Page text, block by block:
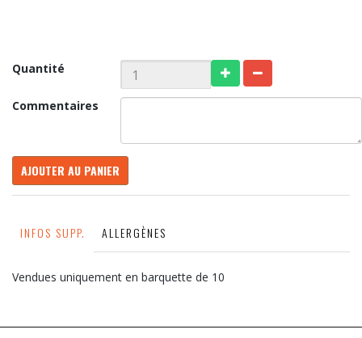
Quantité
Commentaires
AJOUTER AU PANIER
INFOS SUPP. ALLERGÈNES
Vendues uniquement en barquette de 10